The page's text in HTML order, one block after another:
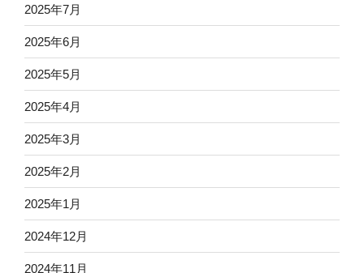
2025年7月
2025年6月
2025年5月
2025年4月
2025年3月
2025年2月
2025年1月
2024年12月
2024年11月